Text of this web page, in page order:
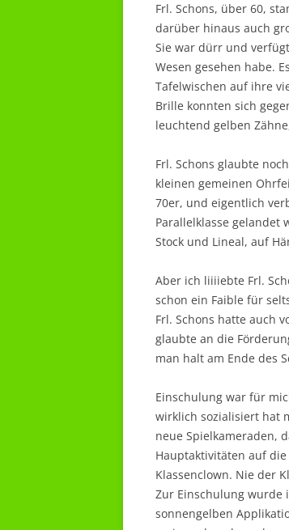
Frl. Schons, über 60,
darüber hinaus auch
Sie war dürr und
Wesen gesehen habe.
Tafelwischen auf ihre
Brille konnten sich
leuchtend gelben
Frl. Schons glaubte
kleinen gemeinen
70er, und eigentlich
Parallelklasse gelandet
Stock und Lineal, auf
Aber ich liiiiebte Frl.
schon ein Faible für
Frl. Schons hatte auch
glaubte an die
man halt am Ende des
Einschulung war für
wirklich sozialisiert hat
neue Spielkameraden,
Hauptaktivitäten auf
Klassenclown. Nie der
Zur Einschulung wurde
sonnengelben